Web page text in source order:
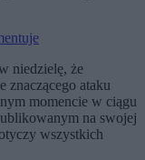
niedzielę, że
znaczącego ataku
momencie w ciągu
na swojej
wszystkich